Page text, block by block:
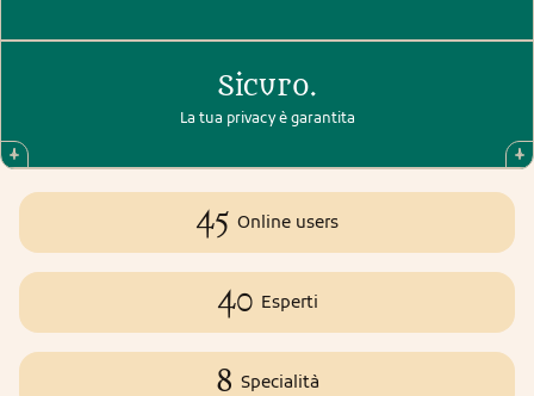
Sicuro.
La tua privacy è garantita
45 Online users
40 Esperti
8 Specialità